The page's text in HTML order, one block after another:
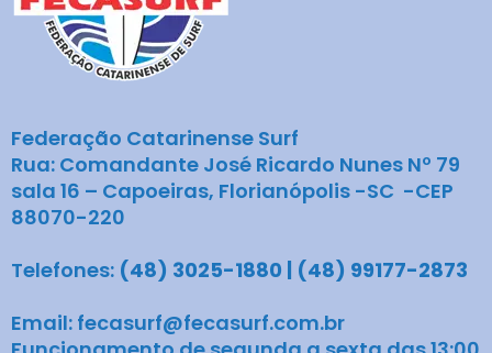
Federação Catarinense Surf
Rua: Comandante José Ricardo Nunes Nº 79
sala 16 – Capoeiras, Florianópolis -SC -CEP
88070-220
Telefones: (48) 3025-1880 | (48) 99177-2873
Email: fecasurf@fecasurf.com.br